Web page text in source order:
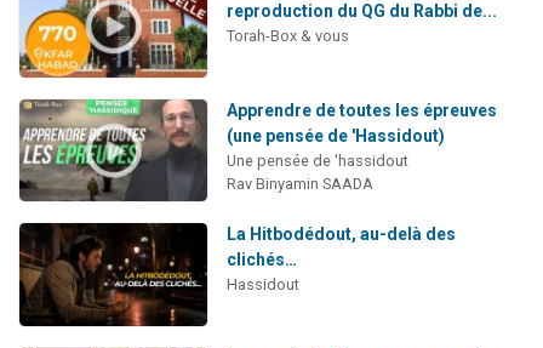
reproduction du QG du Rabbi de...
Torah-Box & vous
Apprendre de toutes les épreuves
(une pensée de 'Hassidout)
Une pensée de 'hassidout
Rav Binyamin SAADA
La Hitbodédout, au-delà des
clichés…
Hassidout